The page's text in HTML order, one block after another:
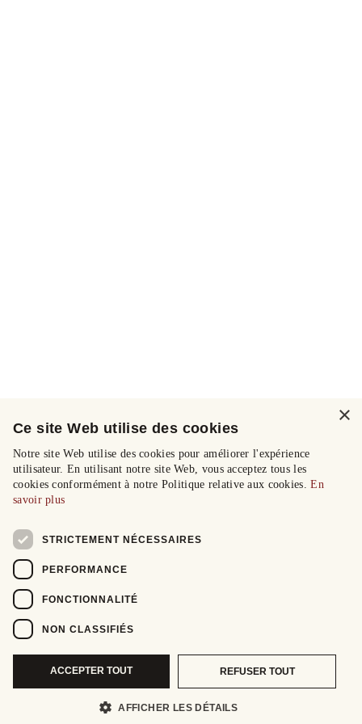
×
Ce site Web utilise des cookies
Notre site Web utilise des cookies pour améliorer l'expérience
utilisateur. En utilisant notre site Web, vous acceptez tous les
cookies conformément à notre Politique relative aux cookies.En
savoir plus
STRICTEMENT NÉCESSAIRES
PERFORMANCE
FONCTIONNALITÉ
NON CLASSIFIÉS
ACCEPTER TOUT REFUSER TOUT
AFFICHER LES DÉTAILS